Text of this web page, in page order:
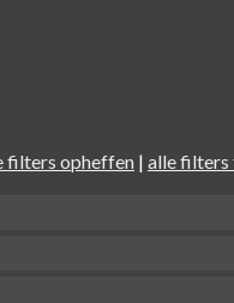
filters opheffen | alle filters